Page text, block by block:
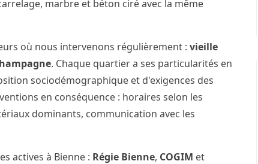
marbre et béton ciré avec la même
où nous intervenons régulièrement : vieille
. Chaque quartier a ses particularités en
sociodémographique et d'exigences des
en conséquence : horaires selon les
dominants, communication avec les
actives à Bienne : Régie Bienne, COGIM et